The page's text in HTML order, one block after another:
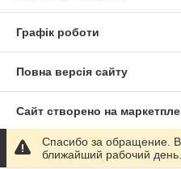
Графік роботи
Повна версія сайту
Сайт створено на
Політика конфіденційності
Спасибо за обращение.
ближайший рабочий день.